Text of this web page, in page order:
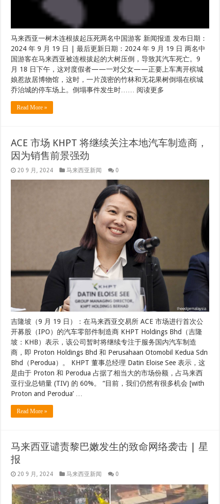
马来西亚一树木连根拔起压死两名中国游客 新闻报道 发布日期：
2024 年 9 月 19 日 | 最后更新日期：2024 年 9 月 19 日 两名中
国游客在马来西亚被连根拔起的大树压倒，导致其汽车死亡。9
月 18 日下午，这对度假者——一对父女——正要上车离开槟城
娘惹故居博物馆，这时，一片茂密的竹林和无花果树倒塌在槟城
乔治城的停车场上。倒塌事件发生时…… 阅读更多
Read More »
ACE 市场 KHPT 将继续关注本地汽车制造商，
因为销售前景强劲
20 9 月, 2024 马来西亚新闻 0
吉隆坡（9 月 19 日）：在马来西亚交易所 ACE 市场进行首次公
开​​募股（IPO）的汽车零部件制造商 KHPT Holdings Bhd（吉隆
坡：KHB）表示，该公司暂时将继续专注于服务国内汽车制造
商，即 Proton Holdings Bhd 和 Perusahaan Otomobil Kedua Sdn
Bhd（Perodua）。 KHPT 董事总经理 Datin Eloise See 表示，这
是由于 Proton 和 Perodua 占据了相当大的市场份额，占马来西
亚行业总销量 (TIV) 的 60%。 “目前，我们仍然有很多机会 [with
Proton and Perodua’ …
Read More »
马来西亚谴责黎巴嫩发生的致命网络袭击 | 星
报
20 9 月, 2024 马来西亚新闻 0